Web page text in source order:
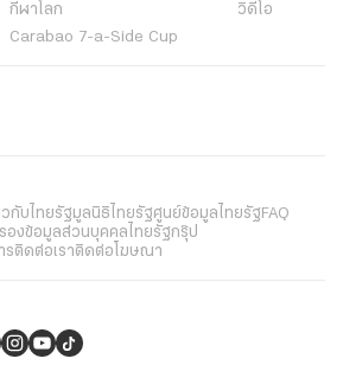
กีฬาโลก
วิดีโอ
Carabao 7-a-Side Cup
วกับไทยรัฐมูลนิธิไทยรัฐศูนย์ข้อมูลไทยรัฐFAQ
องข้อมูลส่วนบุคคลไทยรัฐกรุ๊ป
รติดต่อเราติดต่อโฆษณา